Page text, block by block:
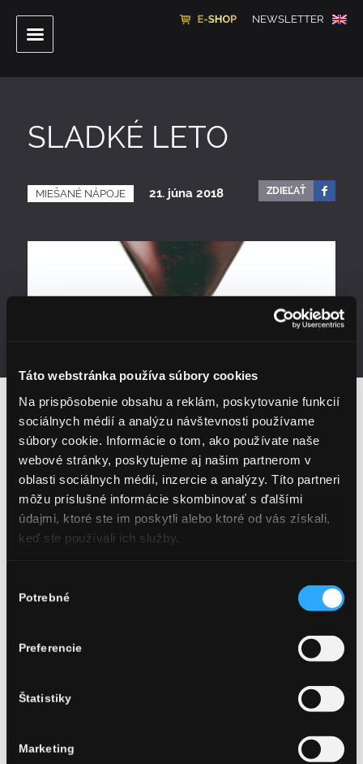
Táto webstránka používa súbory cookies
Na prispôsobenie obsahu a reklám, poskytovanie funkcií
sociálnych médií a analýzu návštevnosti používame
súbory cookie. Informácie o tom, ako používate naše
webové stránky, poskytujeme aj našim partnerom v
oblasti sociálnych médií, inzercie a analýzy. Títo partneri
môžu príslušné informácie skombinovať s ďalšími
údajmi, ktoré ste im poskytli alebo ktoré od vás získali,
keď ste používali ich služby.
súhlasu
Potrebné
Preferencie
Štatistiky
Marketing
NEWSLETTER
SLADKÉ LETO
MIEŠANÉ NÁPOJE 21. júna 2018 ZDIEĽAŤ
Sladké a osviežujúce
prekvapenie pre (nečakanú)
návštevu.
15 clHubert Club červené
4cl mrazený mix lesného
Pohár : na biele víno
palička škorice